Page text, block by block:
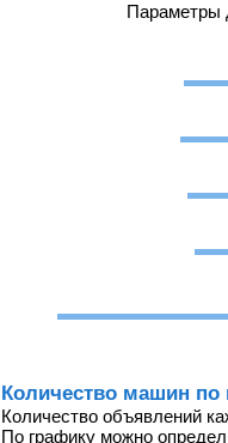
Параметры
Количество машин по
Количество объявлений
По графику можно